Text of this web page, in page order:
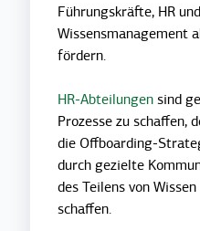
Führungskräfte, HR
Wissensmanagement
fördern.
HR-Abteilungensind
Prozesse zu schaffen,
die Offboarding-
durch gezielte
des Teilens von
schaffen.